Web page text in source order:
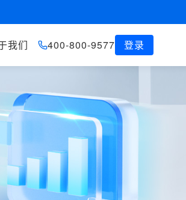
我们 400-800-9577 登录